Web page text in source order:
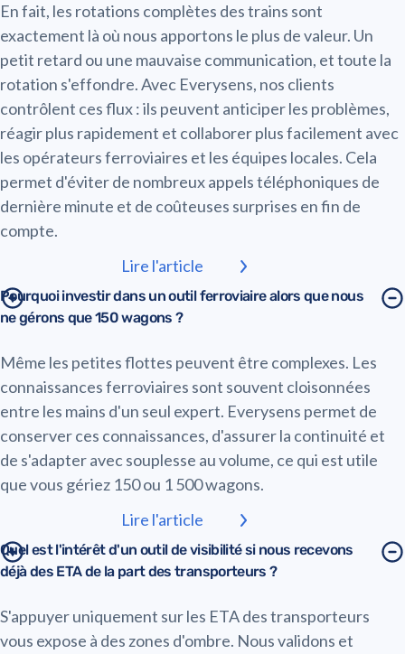
En fait, les rotations complètes des trains sont
exactement là où nous apportons le plus de valeur. Un
petit retard ou une mauvaise communication, et toute la
rotation s'effondre. Avec Everysens, nos clients
contrôlent ces flux : ils peuvent anticiper les problèmes,
réagir plus rapidement et collaborer plus facilement avec
les opérateurs ferroviaires et les équipes locales. Cela
permet d'éviter de nombreux appels téléphoniques de
dernière minute et de coûteuses surprises en fin de
compte.
Lire l'article
Pourquoi investir dans un outil ferroviaire alors que nous
ne gérons que 150 wagons ?
Même les petites flottes peuvent être complexes. Les
connaissances ferroviaires sont souvent cloisonnées
entre les mains d'un seul expert. Everysens permet de
conserver ces connaissances, d'assurer la continuité et
de s'adapter avec souplesse au volume, ce qui est utile
que vous gériez 150 ou 1 500 wagons.
Lire l'article
Quel est l'intérêt d'un outil de visibilité si nous recevons
déjà des ETA de la part des transporteurs ?
S'appuyer uniquement sur les ETA des transporteurs
vous expose à des zones d'ombre. Nous validons et